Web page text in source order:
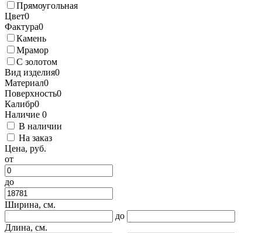
Прямоугольная
Цвет0
Фактура0
Камень
Мрамор
С золотом
Вид изделия0
Материал0
Поверхность0
Калибр0
Наличие 0
В наличии
На заказ
Цена, руб.
от
до
Ширина, см.
до
Длина, см.